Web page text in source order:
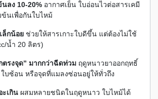
ลง 10-20% อากาศเย็น ใบอ่อนไวต่อสารเคมี
นเพื่อกันใบไหม้
ล็กน้อย ช่วยให้สารเกาะใบดีขึ้น แต่ต้องไม่ใช้
น้ำ 20 ลิตร)
ตรงจุด” มากกว่าฉีดท่วม ฤดูหนาวยาออกฤทธิ์
บซ้อน หรือจุดที่แมลงซ่อนอยู่ให้ทั่วถึง
ะเกิน ผสมหลายชนิดในฤดูหนาว ใบไหม้ได้